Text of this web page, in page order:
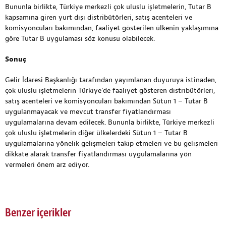
Bununla birlikte, Türkiye merkezli çok uluslu işletmelerin, Tutar B
kapsamına giren yurt dışı distribütörleri, satış acenteleri ve
komisyoncuları bakımından, faaliyet gösterilen ülkenin yaklaşımına
göre Tutar B uygulaması söz konusu olabilecek.
Sonuç
Gelir İdaresi Başkanlığı tarafından yayımlanan duyuruya istinaden,
çok uluslu işletmelerin Türkiye’de faaliyet gösteren distribütörleri,
satış acenteleri ve komisyoncuları bakımından Sütun 1 – Tutar B
uygulanmayacak ve mevcut transfer fiyatlandırması
uygulamalarına devam edilecek. Bununla birlikte, Türkiye merkezli
çok uluslu işletmelerin diğer ülkelerdeki Sütun 1 – Tutar B
uygulamalarına yönelik gelişmeleri takip etmeleri ve bu gelişmeleri
dikkate alarak transfer fiyatlandırması uygulamalarına yön
vermeleri önem arz ediyor.
Benzer içerikler